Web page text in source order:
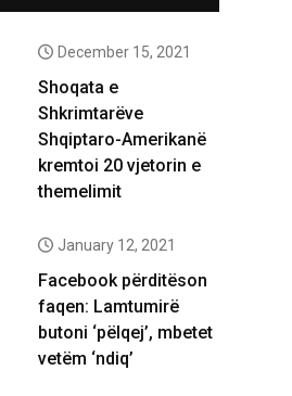
December 15, 2021
Shoqata e
Shkrimtarëve
Shqiptaro-Amerikanë
kremtoi 20 vjetorin e
themelimit
January 12, 2021
Facebook përditëson
faqen: Lamtumirë
butoni ‘pëlqej’, mbetet
vetëm ‘ndiq’